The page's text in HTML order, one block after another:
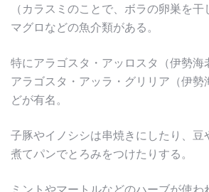
（カラスミのことで、ボラの卵巣を干
マグロなどの魚介類がある。
特にアラゴスタ・アッロスタ（伊勢海
アラゴスタ・アッラ・グリリア（伊勢
どが有名。
子豚やイノシシは串焼きにしたり、豆
煮てパンでとろみをつけたりする。
ミントやマートルなどのハーブが使わ